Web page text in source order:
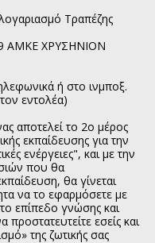
Τραπέζης
ΑΜΚΕ ΧΡΥΣΗΝΙΟΝ
ή στο ινμποξ.
εντολέα)
αποτελεί το 2ο μέρος
εκπαίδευσης για την
ενέργειες", και με την
που θα
θα γίνεται
να το εφαρμόσετε με
επίπεδο γνώσης και
προστατευτείτε εσείς και
της ζωτικής σας